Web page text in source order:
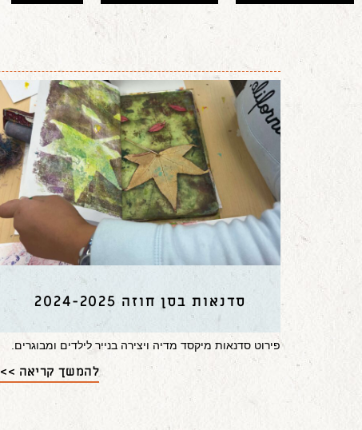
סדנאות בסן חוזה 2024-2025
פירוט סדנאות מיקסד מדיה ויצירה בנייר לילדים ומבוגרים.
להמשך קריאה >>